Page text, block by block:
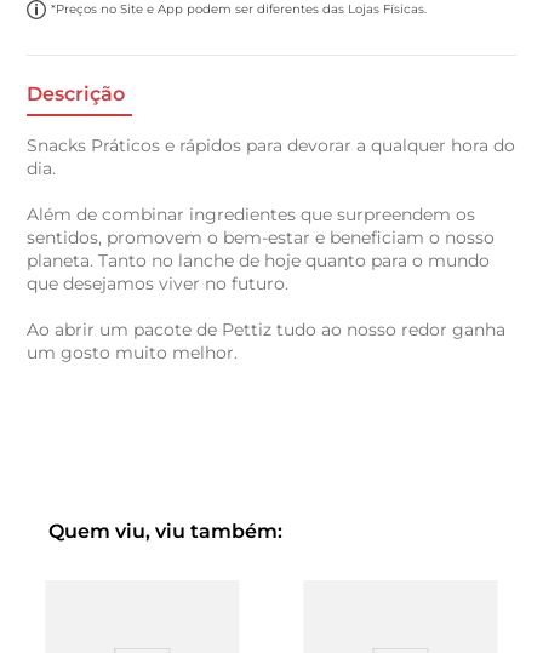
*Preços no Site e App podem ser diferentes das Lojas Físicas.
Descrição
Snacks Práticos e rápidos para devorar a qualquer hora do
dia.
Além de combinar ingredientes que surpreendem os
sentidos, promovem o bem-estar e beneficiam o nosso
planeta. Tanto no lanche de hoje quanto para o mundo
que desejamos viver no futuro.
Ao abrir um pacote de Pettiz tudo ao nosso redor ganha
um gosto muito melhor.
Quem viu, viu também: